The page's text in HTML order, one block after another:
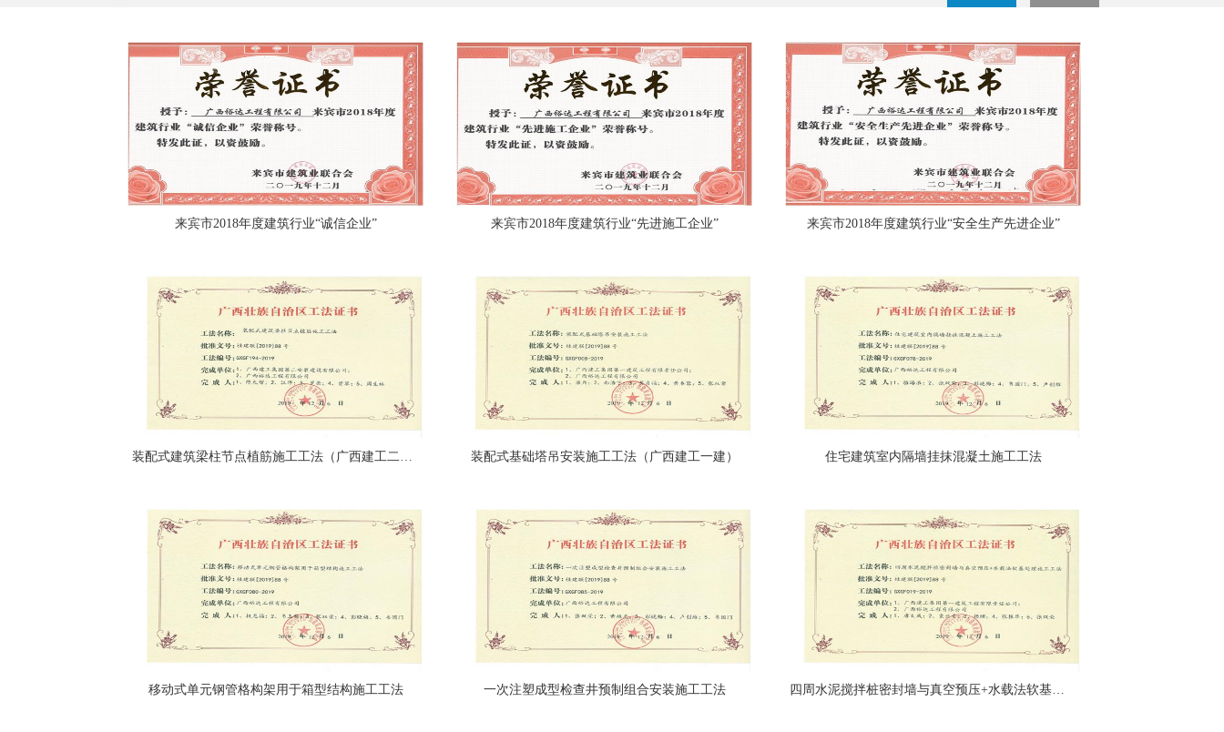
来宾市2018年度建筑行业“诚信企业” 来宾市2018年度建筑行业“先进施工企业” 来宾市2018年度建筑行业“安全生产先进企业”
装配式建筑梁柱节点植筋施工工法（广西建工二安） 装配式基础塔吊安装施工工法（广西建工一建） 住宅建筑室内隔墙挂抹混凝土施工工法
移动式单元钢管格构架用于箱型结构施工工法 一次注塑成型检查井预制组合安装施工工法 四周水泥搅拌桩密封墙与真空预压+水载法软基处理施工工法（广西建工一建）